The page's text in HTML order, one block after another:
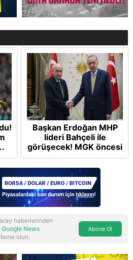
Başkan Erdoğan MHP
lideri Bahçeli ile
görüşecek! MGK öncesi
sürpriz zirve: Çerçeve
Yasa teklifi gündemde
haberlerinden
Google News
olun.
Abone Ol